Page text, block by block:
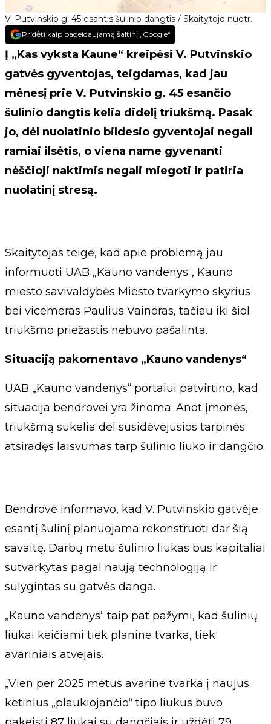
V. Putvinskio g. 45 esantis šulinio dangtis / Skaitytojo nuotr.
Pridėti kaip pageidaujamą šaltinį „Google“
Į „Kas vyksta Kaune“ kreipėsi V. Putvinskio
gatvės gyventojas, teigdamas, kad jau
mėnesį prie V. Putvinskio g. 45 esančio
šulinio dangtis kelia didelį triukšmą. Pasak
jo, dėl nuolatinio bildesio gyventojai negali
ramiai ilsėtis, o viena name gyvenanti
nėščioji naktimis negali miegoti ir patiria
nuolatinį stresą.
Skaitytojas teigė, kad apie problemą jau
informuoti UAB „Kauno vandenys“, Kauno
miesto savivaldybės Miesto tvarkymo skyrius
bei vicemeras Paulius Vainoras, tačiau iki šiol
triukšmo priežastis nebuvo pašalinta.
Situaciją pakomentavo „Kauno vandenys“
UAB „Kauno vandenys“ portalui patvirtino, kad
situacija bendrovei yra žinoma. Anot įmonės,
triukšmą sukelia dėl susidėvėjusios tarpinės
atsiradęs laisvumas tarp šulinio liuko ir dangčio.
Bendrovė informavo, kad V. Putvinskio gatvėje
esantį šulinį planuojama rekonstruoti dar šią
savaitę. Darbų metu šulinio liukas bus kapitaliai
sutvarkytas pagal naują technologiją ir
sulygintas su gatvės danga.
„Kauno vandenys“ taip pat pažymi, kad šulinių
liukai keičiami tiek planine tvarka, tiek
avariniais atvejais.
„Vien per 2025 metus avarine tvarka į naujus
ketinius „plaukiojančio“ tipo liukus buvo